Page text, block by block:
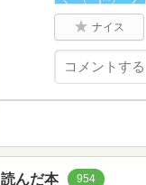
ナイス
読んだ本 954